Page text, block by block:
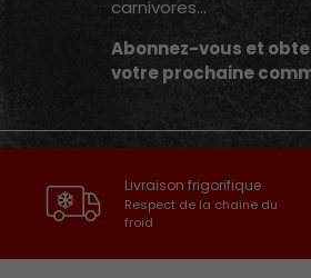
carnivores...
Abonnez-vous et
votre prochaine
Livraison frigorifique
Respect de la chaine du
froid